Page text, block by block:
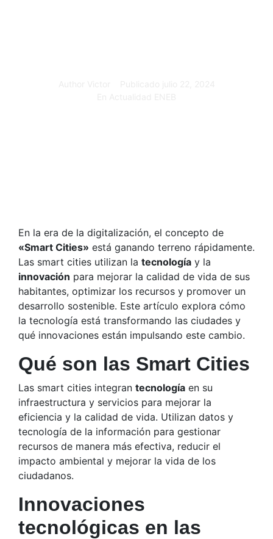
En la era de la digitalización, el concepto de
«Smart Cities» está ganando terreno rápidamente.
Las smart cities utilizan la tecnología y la
innovación para mejorar la calidad de vida de sus
habitantes, optimizar los recursos y promover un
desarrollo sostenible. Este artículo explora cómo
la tecnología está transformando las ciudades y
qué innovaciones están impulsando este cambio.
Qué son las Smart Cities
Las smart cities integran tecnología en su
infraestructura y servicios para mejorar la
eficiencia y la calidad de vida. Utilizan datos y
tecnología de la información para gestionar
recursos de manera más efectiva, reducir el
impacto ambiental y mejorar la vida de los
ciudadanos.
Innovaciones
tecnológicas en las